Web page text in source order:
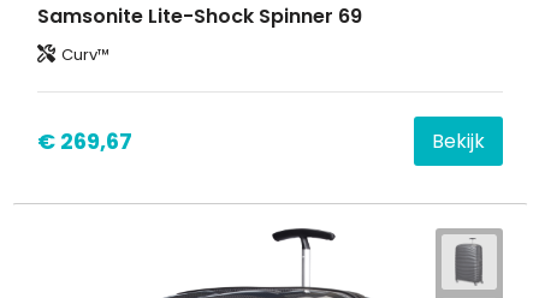
Samsonite Lite-Shock Spinner 69
Curv™
€ 269,67 Bekijk